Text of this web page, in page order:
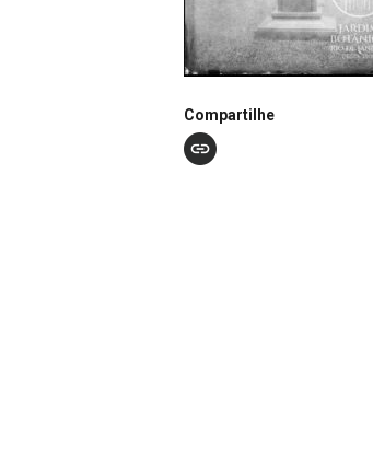
Compartilhe